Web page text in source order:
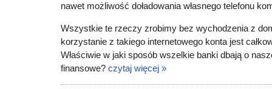
nawet możliwość doładowania własnego telefonu
Wszystkie te rzeczy zrobimy bez wychodzenia z
korzystanie z takiego internetowego konta jest
Właściwie w jaki sposób wszelkie banki dbają o
finansowe? czytaj więcej »